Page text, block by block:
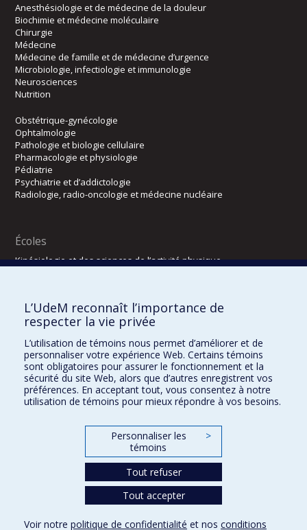
Anesthésiologie et de médecine de la douleur
Biochimie et médecine moléculaire
Chirurgie
Médecine
Médecine de famille et de médecine d’urgence
Microbiologie, infectiologie et immunologie
Neurosciences
Nutrition
Obstétrique-gynécologie
Ophtalmologie
Pathologie et biologie cellulaire
Pharmacologie et physiologie
Pédiatrie
Psychiatrie et d’addictologie
Radiologie, radio-oncologie et médecine nucléaire
Écoles
Kinésiologie et des sciences de l’activité physique
Directions
DPC
CPASS
Éthique clinique
Conditions d’utilisation 2025-2026
Khun Visith Keu
Dr Mathieu Dehaes
Projets d’étudiants – été 2026
29e concours du programme de support professoral (PSP)
L’UdeM reconnaît l’importance de
respecter la vie privée
L’utilisation de témoins nous permet d’améliorer et de
personnaliser votre expérience Web. Certains témoins
sont obligatoires pour assurer le fonctionnement et la
sécurité du site Web, alors que d’autres enregistrent vos
préférences. En acceptant tout, vous consentez à notre
utilisation de témoins pour mieux répondre à vos besoins.
Personnaliser les
témoins
>
Tout refuser
Tout accepter
Voir notre politique de confidentialité et nos conditions